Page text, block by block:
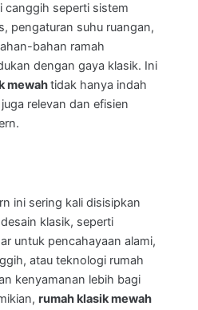
canggih seperti sistem
pengaturan suhu ruangan,
bahan ramah
dengan gaya klasik. Ini
mewahtidak hanya indah
relevan dan efisien
ini sering kali disisipkan
klasik, seperti
untuk pencahayaan alami,
atau teknologi rumah
kenyamanan lebih bagi
rumah klasik mewah